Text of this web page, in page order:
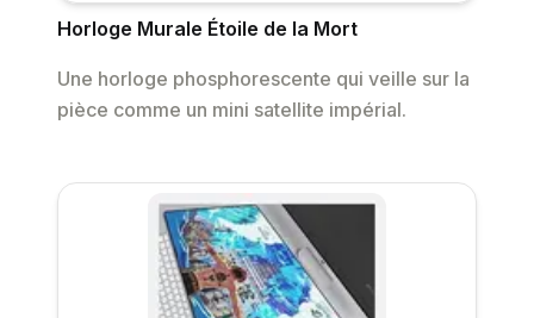
Horloge Murale Étoile de la Mort
Une horloge phosphorescente qui veille sur la
pièce comme un mini satellite impérial.